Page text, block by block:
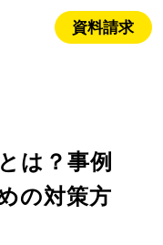
資料請求
は？事例
の対策方